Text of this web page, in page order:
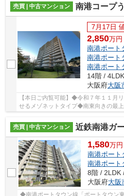
売買 | 中古マンション 南港コープ
7月17日
2,850万円
南港ポート
南港ポート
南港ポート
14階 /
大阪府大阪
【本日ご内覧可能】◆令和７年１１月
せるメゾネットタイプ◆南東向きの最
売買 | 中古マンション
近鉄南港ガー
1,580万円
南港ポート
南港ポート
8階 / 2LDK
大阪府大阪